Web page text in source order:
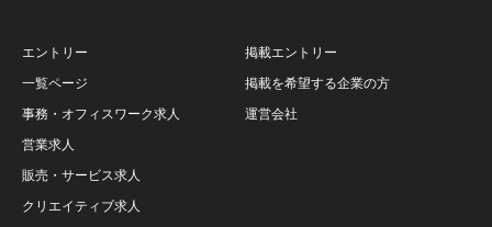
エントリー
一覧ページ
事務・オフィスワーク求人
営業求人
販売・サービス求人
クリエイティブ求人
掲載エントリー
掲載を希望する企業の方
運営会社